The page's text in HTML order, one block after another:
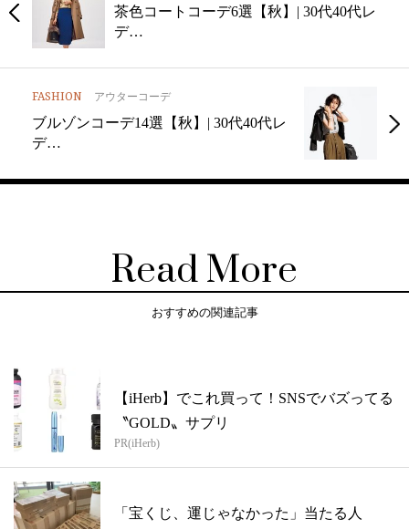
茶色コートコーデ6選【秋】| 30代40代レ
デ…
FASHION アウターコーデ
ブルゾンコーデ14選【秋】| 30代40代レ
デ…
Read More
おすすめの関連記事
【iHerb】でこれ買って！SNSでバズってる
〝GOLD〟サプリ
PR(iHerb)
「宝くじ、運じゃなかった」当たる人